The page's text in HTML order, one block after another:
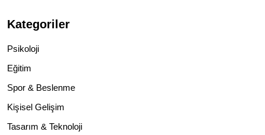
Kategoriler
Psikoloji
Eğitim
Spor & Beslenme
Kişisel Gelişim
Tasarım & Teknoloji